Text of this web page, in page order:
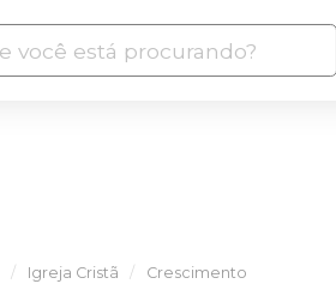
Igreja Cristã Crescimento